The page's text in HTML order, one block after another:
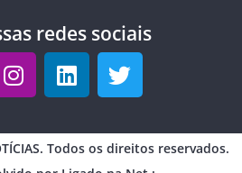
redes sociais
Todos os direitos reservados.